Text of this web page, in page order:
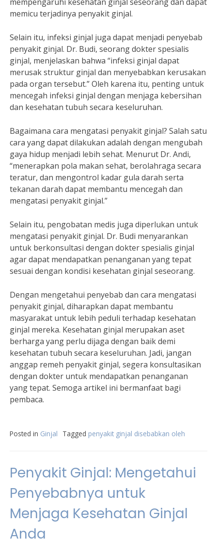
memicu terjadinya penyakit ginjal.
Selain itu, infeksi ginjal juga dapat menjadi penyebab
penyakit ginjal. Dr. Budi, seorang dokter spesialis
ginjal, menjelaskan bahwa “infeksi ginjal dapat
merusak struktur ginjal dan menyebabkan kerusakan
pada organ tersebut.” Oleh karena itu, penting untuk
mencegah infeksi ginjal dengan menjaga kebersihan
dan kesehatan tubuh secara keseluruhan.
Bagaimana cara mengatasi penyakit ginjal? Salah satu
cara yang dapat dilakukan adalah dengan mengubah
gaya hidup menjadi lebih sehat. Menurut Dr. Andi,
“menerapkan pola makan sehat, berolahraga secara
teratur, dan mengontrol kadar gula darah serta
tekanan darah dapat membantu mencegah dan
mengatasi penyakit ginjal.”
Selain itu, pengobatan medis juga diperlukan untuk
mengatasi penyakit ginjal. Dr. Budi menyarankan
untuk berkonsultasi dengan dokter spesialis ginjal
agar dapat mendapatkan penanganan yang tepat
sesuai dengan kondisi kesehatan ginjal seseorang.
Dengan mengetahui penyebab dan cara mengatasi
penyakit ginjal, diharapkan dapat membantu
masyarakat untuk lebih peduli terhadap kesehatan
ginjal mereka. Kesehatan ginjal merupakan aset
berharga yang perlu dijaga dengan baik demi
kesehatan tubuh secara keseluruhan. Jadi, jangan
anggap remeh penyakit ginjal, segera konsultasikan
dengan dokter untuk mendapatkan penanganan
yang tepat. Semoga artikel ini bermanfaat bagi
pembaca.
Posted in Ginjal Tagged penyakit ginjal disebabkan oleh
Penyakit Ginjal: Mengetahui
Penyebabnya untuk
Menjaga Kesehatan Ginjal
Anda